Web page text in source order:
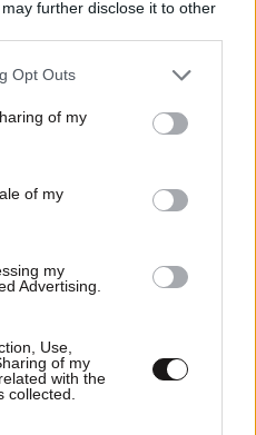
further disclose it to other
uses one or more Google
behaviour. You may click to
and its third-party tags to
purposes in below Google
Opt Outs
of my
of my
my
Advertising.
Use,
of my
with the
collected.
Αυτές οι τροφές,
καλό είναι να τις